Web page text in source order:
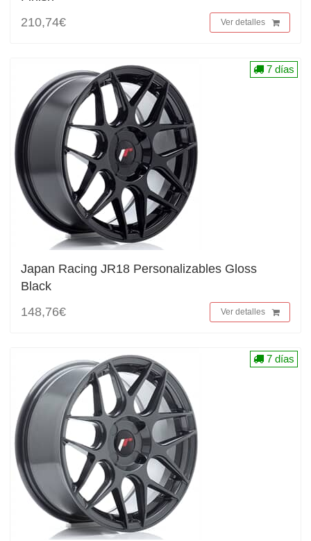
210,74€
Ver detalles
Japan Racing JR18 Personalizables Gloss
Black
148,76€
Ver detalles
7 días
7 días